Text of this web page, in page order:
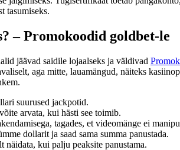
tasumiseks.
– Promokoodid goldbet-le
jäävad saidile lojaalseks ja väldivad
aga mitte, lauamängud, näiteks
suurused jackpotid.
arvata, kui hästi see toimib.
tagades, et videomänge ei
dollarit ja saad sama summa panustada.
näidata, kui palju peaksite panustama.